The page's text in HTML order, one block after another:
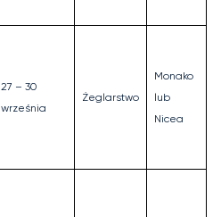
27 – 30
września
Żeglarstwo
Monako
lub
Nicea